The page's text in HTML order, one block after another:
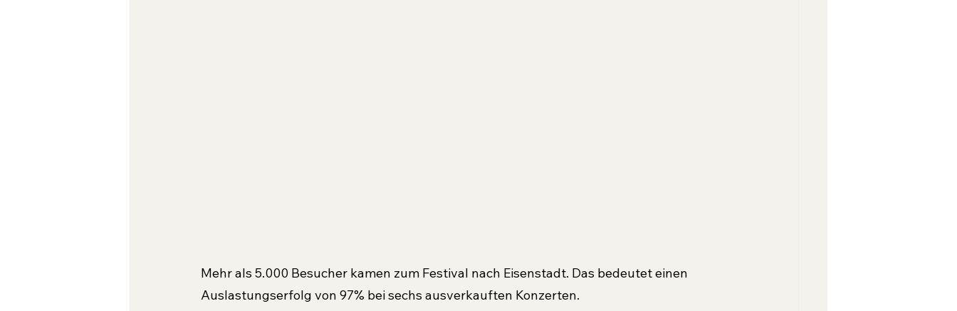
Mehr als 5.000 Besucher kamen zum Festival nach Eisenstadt. Das bedeutet einen
Auslastungserfolg von 97% bei sechs ausverkauften Konzerten.